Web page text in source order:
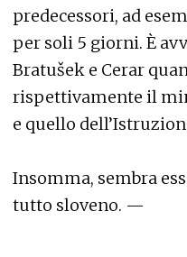
predecessori, ad
per soli 5 giorni. È
Bratušek e Cerar
rispettivamente il
e quello
Insomma, sembra
tutto sloveno. —